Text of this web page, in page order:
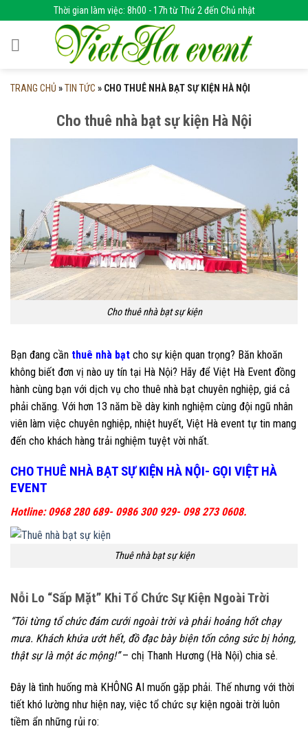
to
content
Thời gian làm việc: 8h00 - 17h từ Thứ 2 đến Chủ nhật
TRANG CHỦ »TIN TỨC » CHO THUÊ NHÀ BẠT SỰ KIỆN HÀ NỘI
Cho thuê nhà bạt sự kiện Hà Nội
Cho thuê nhà bạt sự kiện
Bạn đang cần thuê nhà bạt cho sự kiện quan trọng? Băn khoăn
không biết đơn vị nào uy tín tại Hà Nội? Hãy để Việt Hà Event đồng
hành cùng bạn với dịch vụ cho thuê nhà bạt chuyên nghiệp, giá cả
phải chăng. Với hơn 13 năm bề dày kinh nghiệm cùng đội ngũ nhân
viên làm việc chuyên nghiệp, nhiệt huyết, Việt Hà event tự tin mang
đến cho khách hàng trải nghiệm tuyệt vời nhất.
CHO THUÊ NHÀ BẠT SỰ KIỆN HÀ NỘI- GỌI VIỆT HÀ
EVENT
Hotline: 0968 280 689- 0986 300 929- 098 273 0608.
Thuê nhà bạt sự kiện
Nỗi Lo “Sấp Mặt” Khi Tổ Chức Sự Kiện Ngoài Trời
“Tôi từng tổ chức đám cưới ngoài trời và phải hoảng hốt chạy
mưa. Khách khứa ướt hết, đồ đạc bày biện tốn công sức bị hỏng,
thật sự là một ác mộng!”– chị Thanh Hương (Hà Nội) chia sẻ.
Đây là tình huống mà KHÔNG AI muốn gặp phải. Thế nhưng với thời
tiết khó lường như hiện nay, việc tổ chức sự kiện ngoài trời luôn
tiềm ẩn những rủi ro: